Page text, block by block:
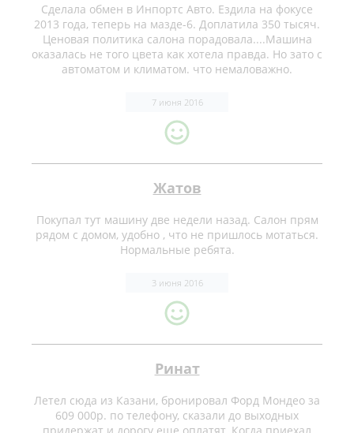
Сделала обмен в Инпортс Авто. Ездила на фокусе
2013 года, теперь на мазде-6. Доплатила 350 тысяч.
Ценовая политика салона порадовала....Машина
оказалась не того цвета как хотела правда. Но зато с
автоматом и климатом. что немаловажно.
7 июня 2016
Жатов
Покупал тут машину две недели назад. Салон прям
рядом с домом, удобно , что не пришлось мотаться.
Нормальные ребята.
3 июня 2016
Ринат
Летел сюда из Казани, бронировал Форд Мондео за
609 000р. по телефону, сказали до выходных